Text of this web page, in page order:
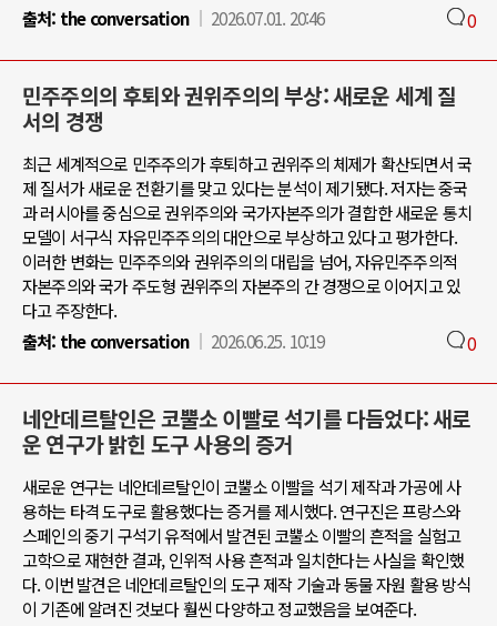
출처: the conversation 2026.07.01. 20:46 0
민주주의의 후퇴와 권위주의의 부상: 새로운 세계 질
서의 경쟁
최근 세계적으로 민주주의가 후퇴하고 권위주의 체제가 확산되면서 국
제 질서가 새로운 전환기를 맞고 있다는 분석이 제기됐다. 저자는 중국
과 러시아를 중심으로 권위주의와 국가자본주의가 결합한 새로운 통치
모델이 서구식 자유민주주의의 대안으로 부상하고 있다고 평가한다.
이러한 변화는 민주주의와 권위주의의 대립을 넘어, 자유민주주의적
자본주의와 국가 주도형 권위주의 자본주의 간 경쟁으로 이어지고 있
다고 주장한다.
출처: the conversation 2026.06.25. 10:19 0
네안데르탈인은 코뿔소 이빨로 석기를 다듬었다: 새로
운 연구가 밝힌 도구 사용의 증거
새로운 연구는 네안데르탈인이 코뿔소 이빨을 석기 제작과 가공에 사
용하는 타격 도구로 활용했다는 증거를 제시했다. 연구진은 프랑스와
스페인의 중기 구석기 유적에서 발견된 코뿔소 이빨의 흔적을 실험고
고학으로 재현한 결과, 인위적 사용 흔적과 일치한다는 사실을 확인했
다. 이번 발견은 네안데르탈인의 도구 제작 기술과 동물 자원 활용 방식
이 기존에 알려진 것보다 훨씬 다양하고 정교했음을 보여준다.